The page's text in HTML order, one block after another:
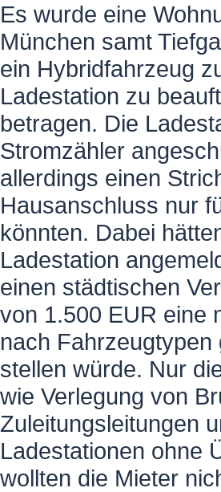
Es wurde eine
München samt
ein Hybridfahrzeug
Ladestation zu
betragen. Die
Stromzähler
allerdings einen
Hausanschluss nur
könnten. Dabei
Ladestation
einen städtischen
von 1.500 EUR eine
nach
stellen würde. Nur
wie Verlegung von
Zuleitungsleitungen
Ladestationen ohne
wollten die Mieter